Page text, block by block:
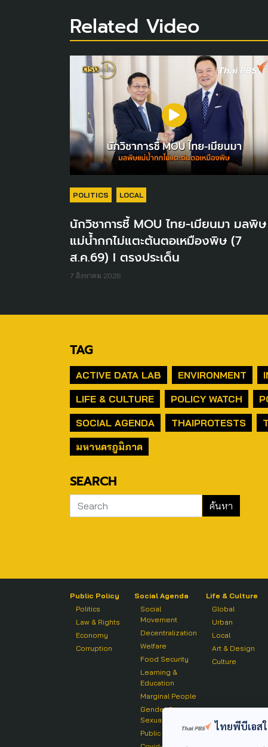
Related Video
POLITICS LOCAL
นักวิชาการชี้ MOU ไทย-เมียนมา มลพิษ
แม่น้ำกกไม่แตะต้นตอเหมืองพิษ (7
ส.ค.69) I ตรงประเด็น
7 สิงหาคม 2026
TAG
ACTIVE DATA LAB ENVIRONMENT
LIFE & CULTURE
POLICY WATCH
SOCIAL AGENDA
THAIPROTESTS
มหานครภูมิภาค
SEARCH
Public Policy
Politics
Law & Rights
Economy
Corruption
Social Agenda
Social
Movement
Decentralization
Welfare
Food Security
Learning &
Education
Marginal People
Gender &
Sexuality
Public Health
Life & Culture
Global
Urban
Local
Art & Design
Culture
ไทยพีบีเอส